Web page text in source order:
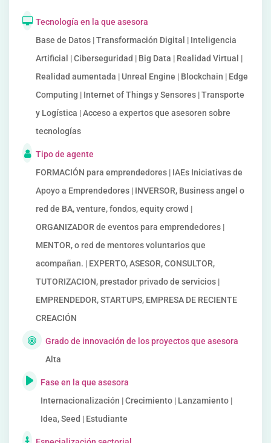
Tecnología en la que asesora
Base de Datos | Transformación Digital | Inteligencia
Artificial | Ciberseguridad | Big Data | Realidad Virtual |
Realidad aumentada | Unreal Engine | Blockchain | Edge
Computing | Internet of Things y Sensores | Transporte
y Logística | Acceso a expertos que asesoren sobre
tecnologías
Tipo de agente
FORMACIÓN para emprendedores | IAEs Iniciativas de
Apoyo a Emprendedores | INVERSOR, Business angel o
red de BA, venture, fondos, equity crowd |
ORGANIZADOR de eventos para emprendedores |
MENTOR, o red de mentores voluntarios que
acompañan. | EXPERTO, ASESOR, CONSULTOR,
TUTORIZACION, prestador privado de servicios |
EMPRENDEDOR, STARTUPS, EMPRESA DE RECIENTE
CREACIÓN
Grado de innovación de los proyectos que asesora
Alta
Fase en la que asesora
Internacionalización | Crecimiento | Lanzamiento |
Idea, Seed | Estudiante